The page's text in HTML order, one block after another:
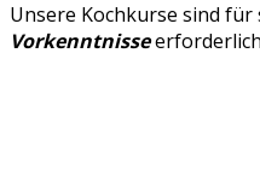
Unsere Kochkurse sind
Vorkenntnisse